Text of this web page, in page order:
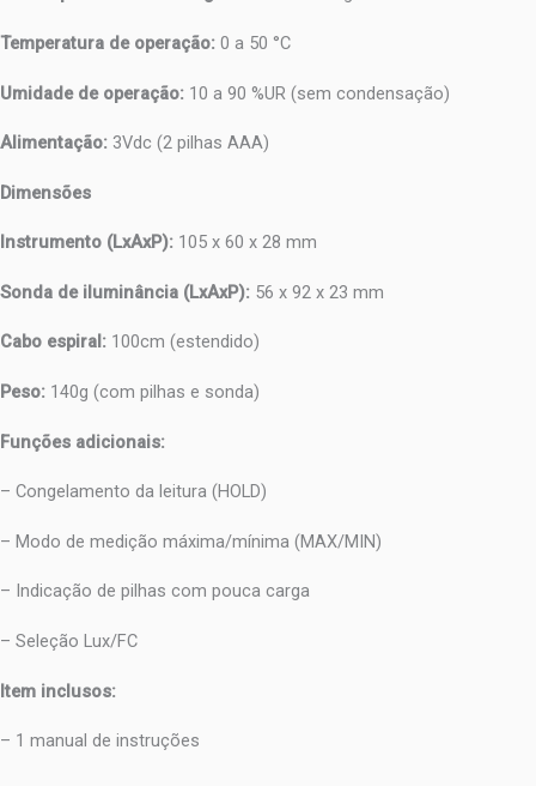
Temperatura de operação: 0 a 50 °C
Umidade de operação: 10 a 90 %UR (sem condensação)
Alimentação: 3Vdc (2 pilhas AAA)
Dimensões
Instrumento (LxAxP): 105 x 60 x 28 mm
Sonda de iluminância (LxAxP): 56 x 92 x 23 mm
Cabo espiral: 100cm (estendido)
Peso: 140g (com pilhas e sonda)
Funções adicionais:
– Congelamento da leitura (HOLD)
– Modo de medição máxima/mínima (MAX/MIN)
– Indicação de pilhas com pouca carga
– Seleção Lux/FC
Item inclusos:
– 1 manual de instruções